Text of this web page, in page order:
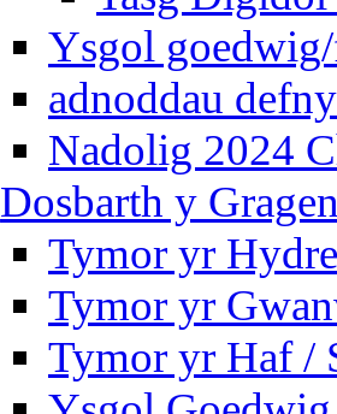
Ysgol
adnoddau
Nadolig 2024
Dosbarth y
Tymor yr
Tymor yr
Tymor yr Haf /